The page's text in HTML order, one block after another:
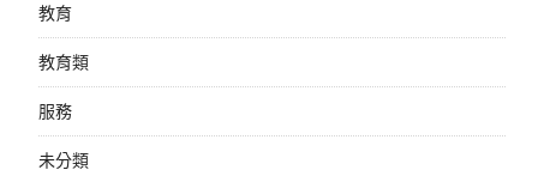
教育
教育類
服務
未分類